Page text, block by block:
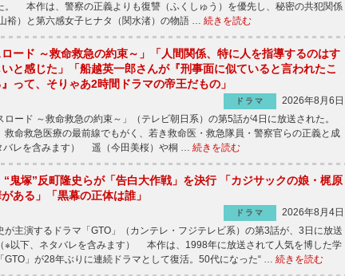
。 本作は、警察の正義よりも復讐（ふくしゅう）を優先し、秘密の共犯関係
裕）と第六感女子ヒナタ（関水渚）の物語 … 続きを読む
ロード ～救命救急の約束～」「人間関係、特に人を指導するのはす
と感じた」「船越英一郎さんが『刑事面に似ていると言われたこ
って、そりゃあ2時間ドラマの帝王だもの」
ドラマ
2026年8月6日
ード ～救命救急の約束～」（テレビ朝日系）の第5話が4日に放送された。
命救急医療の最前線でもがく、若き救命医・救急隊員・警察官らの正義と成
バレを含みます） 遥（今田美桜）や桐 … 続きを読む
“鬼塚”反町隆史らが「告白大作戦」を決行 「カジサックの娘・梶原
ある」「黒幕の正体は誰」
ドラマ
2026年8月4日
主演するドラマ「GTO」（カンテレ・フジテレビ系）の第3話が、3日に放送
※以下、ネタバレを含みます） 本作は、1998年に放送されて人気を博した学
GTO」が28年ぶりに連続ドラマとして復活。50代になった“ … 続きを読む